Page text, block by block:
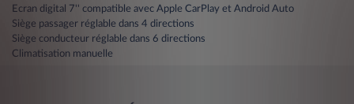
Ecran digital 7'' compatible avec Apple CarPlay et Android Auto
Siège passager réglable dans 4 directions
Siège conducteur réglable dans 6 directions
Climatisation manuelle